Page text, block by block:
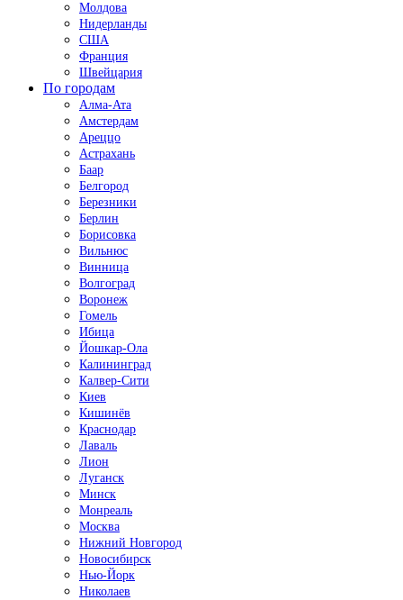
Молдова
Нидерланды
США
Франция
Швейцария
По городам
Алма-Ата
Амстердам
Ареццо
Астрахань
Баар
Белгород
Березники
Берлин
Борисовка
Вильнюс
Винница
Волгоград
Воронеж
Гомель
Ибица
Йошкар-Ола
Калининград
Калвер-Сити
Киев
Кишинёв
Краснодар
Лаваль
Лион
Луганск
Минск
Монреаль
Москва
Нижний Новгород
Новосибирск
Нью-Йорк
Николаев